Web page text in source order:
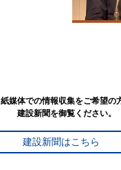
紙媒体での情報収集をご希望の
建設新聞を御覧ください。
建設新聞はこちら